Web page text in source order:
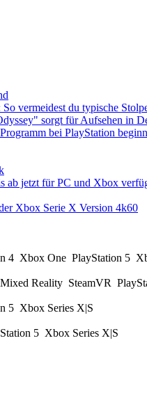
vermeidest du typische
sorgt für Aufsehen in
bei PlayStation
ab jetzt für PC und Xbox
Xbox Serie X Version 4k60
4 Xbox One PlayStation 5
Reality SteamVR
5 Xbox Series X|S
5 Xbox Series X|S